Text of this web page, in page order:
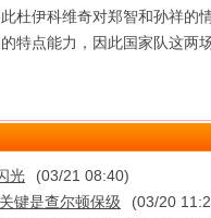
杜伊科维奇对郑智和孙祥的
特点能力，因此国家队这两
光
(03/21 08:40)
键是查尔顿保级
(03/20